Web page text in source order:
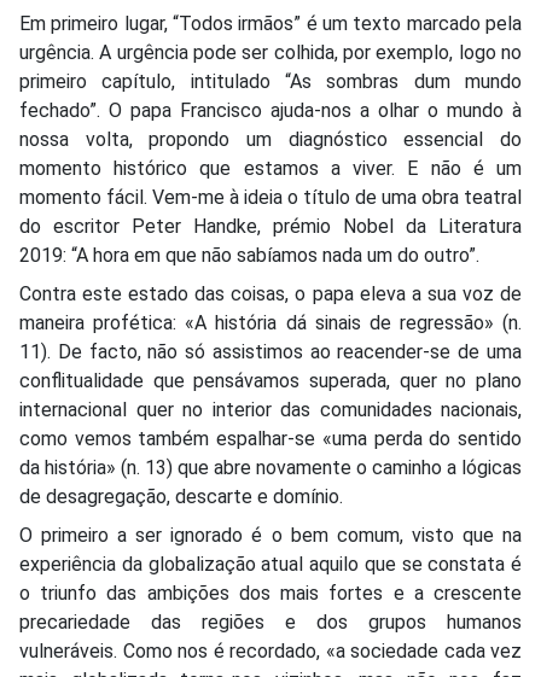
Em primeiro lugar, “Todos irmãos” é um texto marcado pela
urgência. A urgência pode ser colhida, por exemplo, logo no
primeiro capítulo, intitulado “As sombras dum mundo
fechado”. O papa Francisco ajuda-nos a olhar o mundo à
nossa volta, propondo um diagnóstico essencial do
momento histórico que estamos a viver. E não é um
momento fácil. Vem-me à ideia o título de uma obra teatral
do escritor Peter Handke, prémio Nobel da Literatura
2019: “A hora em que não sabíamos nada um do outro”.
Contra este estado das coisas, o papa eleva a sua voz de
maneira profética: «A história dá sinais de regressão» (n.
11). De facto, não só assistimos ao reacender-se de uma
conflitualidade que pensávamos superada, quer no plano
internacional quer no interior das comunidades nacionais,
como vemos também espalhar-se «uma perda do sentido
da história» (n. 13) que abre novamente o caminho a lógicas
de desagregação, descarte e domínio.
O primeiro a ser ignorado é o bem comum, visto que na
experiência da globalização atual aquilo que se constata é
o triunfo das ambições dos mais fortes e a crescente
precariedade das regiões e dos grupos humanos
vulneráveis. Como nos é recordado, «a sociedade cada vez